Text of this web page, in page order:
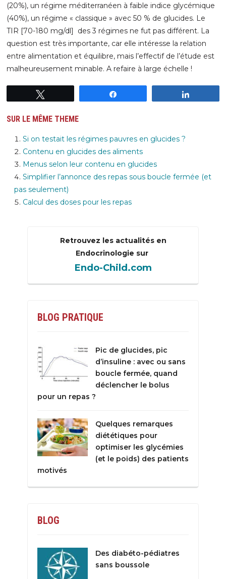
(20%), un régime méditerranéen à faible indice glycémique
(40%), un régime « classique » avec 50 % de glucides. Le
TIR [70-180 mg/dl] des 3 régimes ne fut pas différent. La
question est très importante, car elle intéresse la relation
entre alimentation et équilibre, mais l’effectif de l’étude est
malheureusement minable. A refaire à large échelle !
SUR LE MÊME THEME
Si on testait les régimes pauvres en glucides ?
Contenu en glucides des aliments
Menus selon leur contenu en glucides
Simplifier l’annonce des repas sous boucle fermée (et
pas seulement)
Calcul des doses pour les repas
Retrouvez les actualités en
Endocrinologie sur
Endo-Child.com
BLOG PRATIQUE
Pic de glucides, pic
d’insuline : avec ou sans
boucle fermée, quand
déclencher le bolus
pour un repas ?
Quelques remarques
diététiques pour
optimiser les glycémies
(et le poids) des patients
motivés
BLOG
Des diabéto-pédiatres
sans boussole